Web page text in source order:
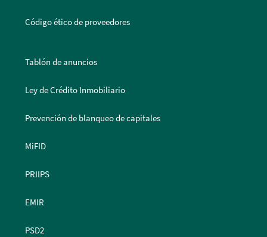
Código ético de proveedores
Tablón de anuncios
Ley de Crédito Inmobiliario
Prevención de blanqueo de capitales
MiFID
PRIIPS
EMIR
PSD2